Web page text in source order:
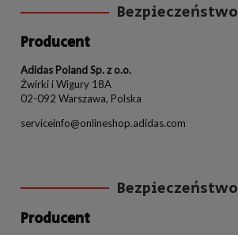
Bezpieczeństwo
Producent
Adidas Poland Sp. z o.o.
Żwirki i Wigury 18A
02-092 Warszawa, Polska
serviceinfo@onlineshop.adidas.com
Bezpieczeństwo
Producent